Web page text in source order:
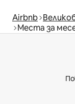
Airbnb
Места за